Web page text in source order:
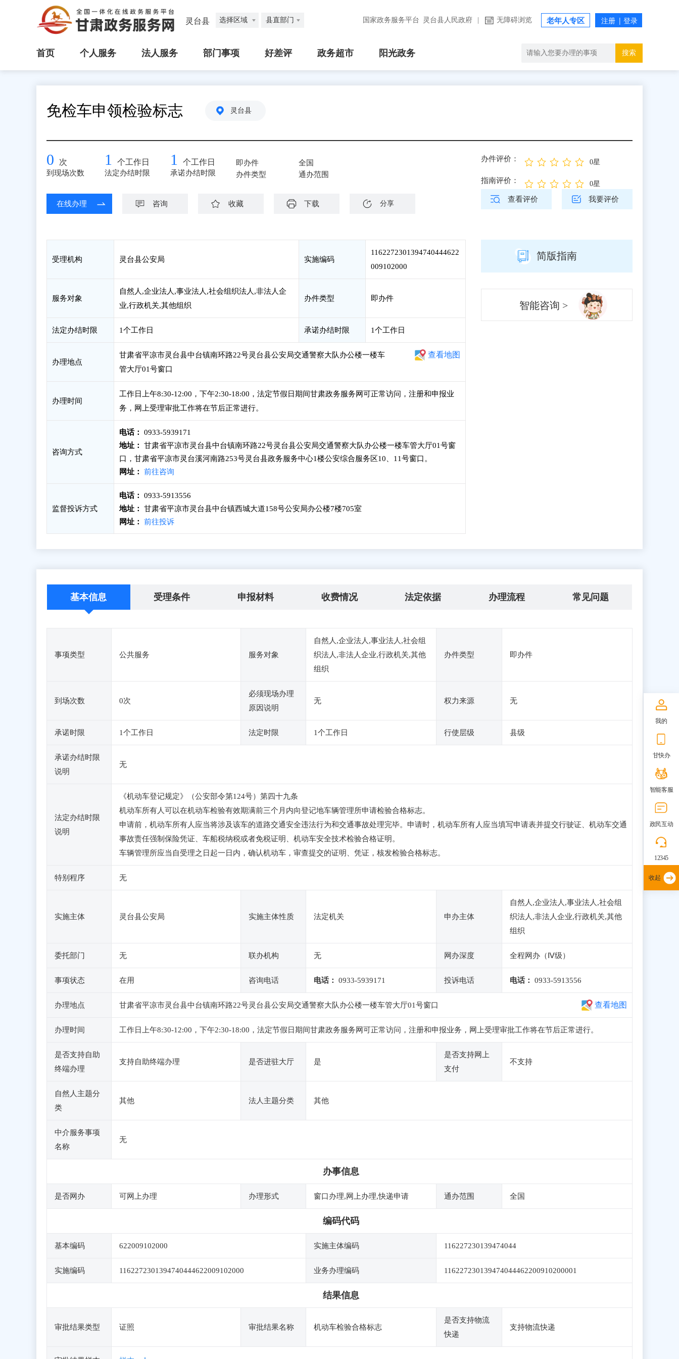
灵台县 选择区域 县直部门 国家政务服务平台 灵台县人民政府 无障碍浏览 老年人专区
首页 个人服务 法人服务 部门事项 好差评 政务超市 阳光政务 搜索
免检车申领检验标志 灵台县
0 次
到现场次数
1 个工作日
法定办结时限
1 个工作日
承诺办结时限
即办件
办件类型
全国
通办范围
在线办理 咨询 收藏 下载 分享
办件评价： 0星
指南评价： 0星
查看评价 我要评价
受理机构 灵台县公安局 实施编码
1162272301394740444622
009102000
服务对象
自然人,企业法人,事业法人,社会组织法人,非法人企
业,行政机关,其他组织
办件类型 即办件
法定办结时限 1个工作日 承诺办结时限 1个工作日
办理地点
甘肃省平凉市灵台县中台镇南环路22号灵台县公安局交通警察大队办公楼一楼车
管大厅01号窗口
查看地图
办理时间
工作日上午8:30-12:00，下午2:30-18:00，法定节假日期间甘肃政务服务网可正常访问，注册和申报业
务，网上受理审批工作将在节后正常进行。
咨询方式
电话：
0933-5939171
地址：
甘肃省平凉市灵台县中台镇南环路22号灵台县公安局交通警察大队办公楼一楼车管大厅01号窗
口，甘肃省平凉市灵台溪河南路253号灵台县政务服务中心1楼公安综合服务区10、11号窗口。
网址：
前往咨询
监督投诉方式
电话：
0933-5913556
地址：
甘肃省平凉市灵台县中台镇西城大道158号公安局办公楼7楼705室
网址：
前往投诉
简版指南
智能咨询 >
基本信息 受理条件 申报材料 收费情况 法定依据 办理流程 常见问题
事项类型 公共服务 服务对象
自然人,企业法人,事业法人,社会组
织法人,非法人企业,行政机关,其他
组织
办件类型 即办件
到场次数 0次
必须现场办理
原因说明
无 权力来源 无
承诺时限 1个工作日 法定时限 1个工作日 行使层级 县级
承诺办结时限
说明
无
法定办结时限
说明
《机动车登记规定》（公安部令第124号）第四十九条
机动车所有人可以在机动车检验有效期满前三个月内向登记地车辆管理所申请检验合格标志。
申请前，机动车所有人应当将涉及该车的道路交通安全违法行为和交通事故处理完毕。申请时，机动车所有人应当填写申请表并提交行驶证、机动车交通
事故责任强制保险凭证、车船税纳税或者免税证明、机动车安全技术检验合格证明。
车辆管理所应当自受理之日起一日内，确认机动车，审查提交的证明、凭证，核发检验合格标志。
特别程序 无
实施主体 灵台县公安局 实施主体性质 法定机关 申办主体
自然人,企业法人,事业法人,社会组
织法人,非法人企业,行政机关,其他
组织
委托部门 无 联办机构 无 网办深度 全程网办（Ⅳ级）
事项状态 在用 咨询电话 电话： 0933-5939171 投诉电话 电话： 0933-5913556
办理地点 甘肃省平凉市灵台县中台镇南环路22号灵台县公安局交通警察大队办公楼一楼车管大厅01号窗口 查看地图
办理时间 工作日上午8:30-12:00，下午2:30-18:00，法定节假日期间甘肃政务服务网可正常访问，注册和申报业务，网上受理审批工作将在节后正常进行。
是否支持自助
终端办理
支持自助终端办理 是否进驻大厅 是
是否支持网上
支付
不支持
自然人主题分
类
其他 法人主题分类 其他
中介服务事项
名称
无
办事信息
是否网办 可网上办理 办理形式 窗口办理,网上办理,快递申请 通办范围 全国
编码代码
基本编码 622009102000 实施主体编码 116227230139474044
实施编码 1162272301394740444622009102000 业务办理编码 116227230139474044462200910200001
结果信息
审批结果类型 证照 审批结果名称 机动车检验合格标志
是否支持物流
快递
支持物流快递
我的
甘快办
智能客服
政民互动
12345
收起